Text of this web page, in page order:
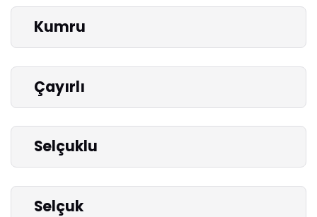
Kumru
Çayırlı
Selçuklu
Selçuk